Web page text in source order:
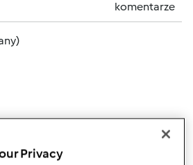
komentarze
Privacy